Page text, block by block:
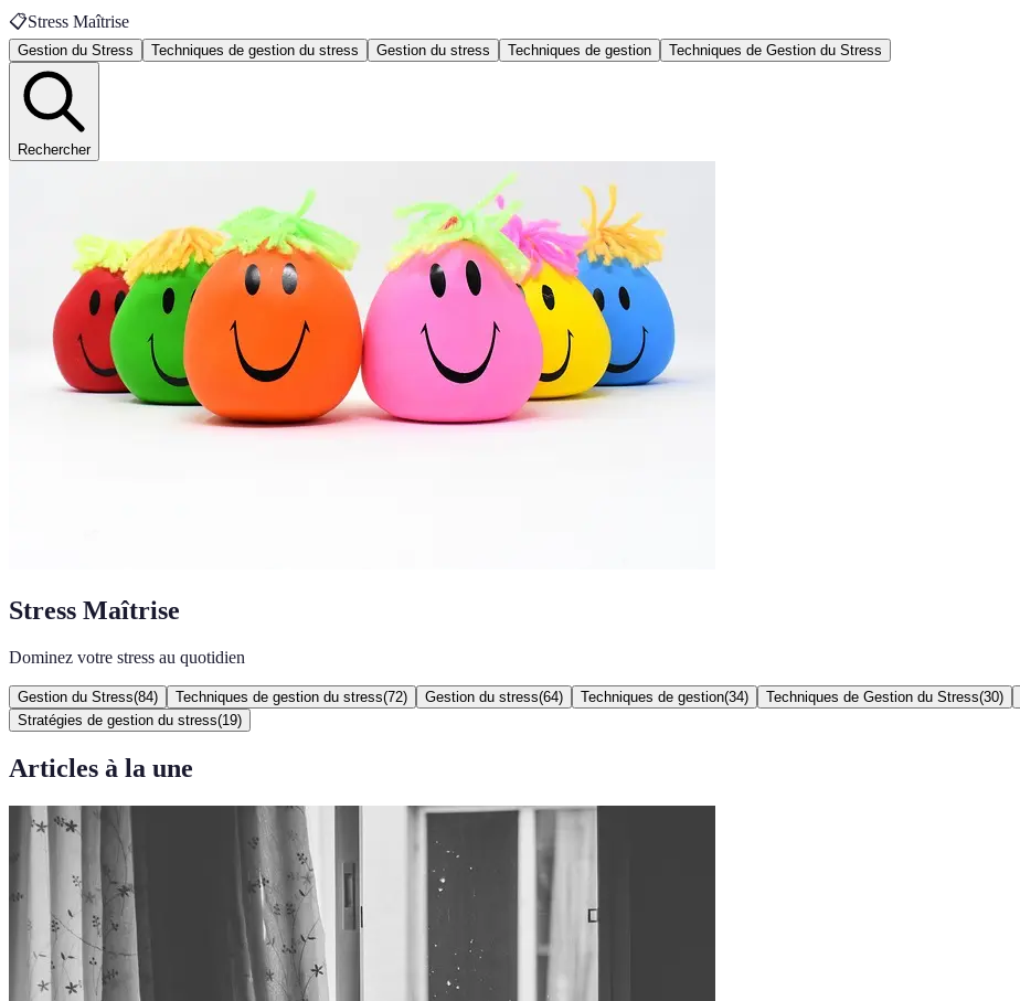
📋Stress Maîtrise
Gestion du Stress Techniques de gestion du stress Gestion du stress Techniques de gestion Techniques de Gestion du Stress
Rechercher
Stress Maîtrise
Dominez votre stress au quotidien
Gestion du Stress(84) Techniques de gestion du stress(72) Gestion du stress(64) Techniques de gestion(34) Techniques de Gestion du Stress(30)
Stratégies de gestion du stress(19)
Articles à la une